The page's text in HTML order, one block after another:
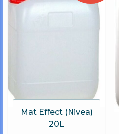
Mat Effect (Nivea)
20L